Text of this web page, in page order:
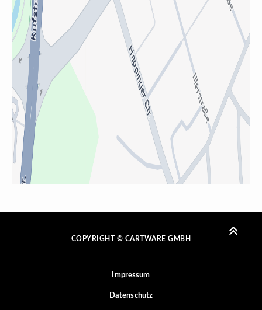
COPYRIGHT © CARTWARE GMBH
Impressum
Datenschutz